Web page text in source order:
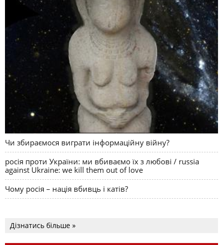
Чи збираємося виграти інформаційну війну?
росія проти України: ми вбиваємо їх з любові / russia
against Ukraine: we kill them out of love
Чому росія – нація вбивць і катів?
Дізнатись більше »